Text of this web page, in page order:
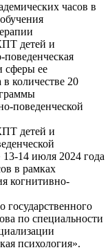
часов в
детей и
сферы ее
количестве 20
поведенческой
детей и
13-14 июля 2024 года
в рамках
когнитивно-
государственного
по специальности
психология».